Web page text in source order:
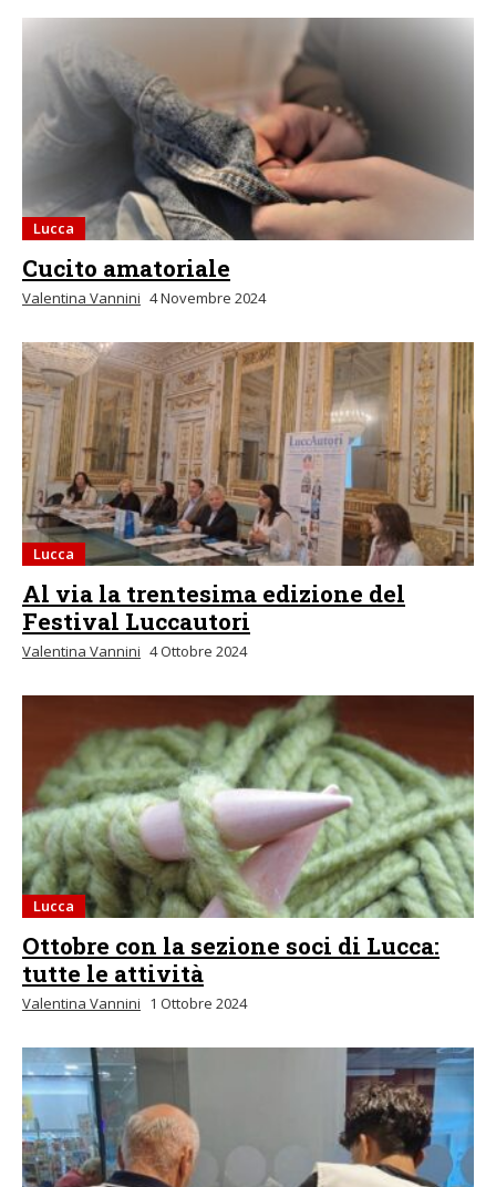
Lucca
Cucito amatoriale
Valentina Vannini 4 Novembre 2024
Lucca
Al via la trentesima edizione del
Festival Luccautori
Valentina Vannini 4 Ottobre 2024
Lucca
Ottobre con la sezione soci di Lucca:
tutte le attività
Valentina Vannini 1 Ottobre 2024